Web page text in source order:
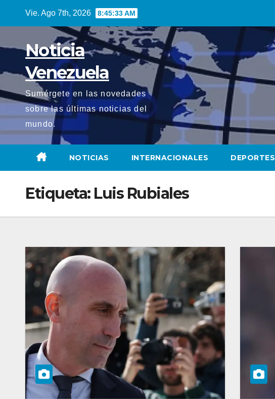
Vie. Ago 7th, 2026 8:45:33 AM
Noticia
Venezuela
Sumérgete en las novedades
sobre las últimas noticias del
mundo.
NOTICIAS INTERNACIONALES DEPORTES
Etiqueta: Luis Rubiales